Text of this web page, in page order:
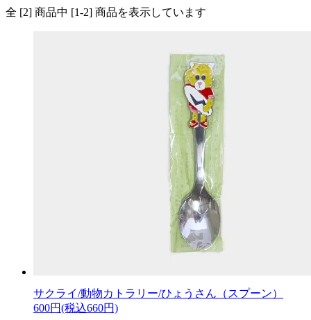
全 [2] 商品中 [1-2] 商品を表示しています
サクライ/動物カトラリー/ひょうさん（スプーン）
600円(税込660円)